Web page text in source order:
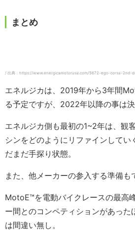
まとめ
/ 出典：https://www.energicamotorusa.com/5672-ego-corsa-
エネルジカは、2019年から3年間
る予定ですが、2022年以降の事は決
エネルジカ側も最初の1~2年は、観
シンをどのようにリファインしてい
だまだ手探り状態。
また、他メーカーの参入する準備も
MotoE™️を電動バイクレースの最高
ー間とのコンペティションがあった
は間違い無し。